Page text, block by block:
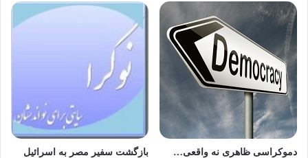
دموکراسی ظاهری نه واقعی… بازگشت سفیر مصر به اسرائیل